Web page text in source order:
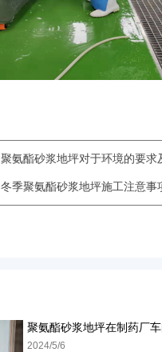
聚氨酯砂浆地坪对于环境的要求
冬季聚氨酯砂浆地坪施工注意事
聚氨酯砂浆地坪在制药厂
2024/5/6